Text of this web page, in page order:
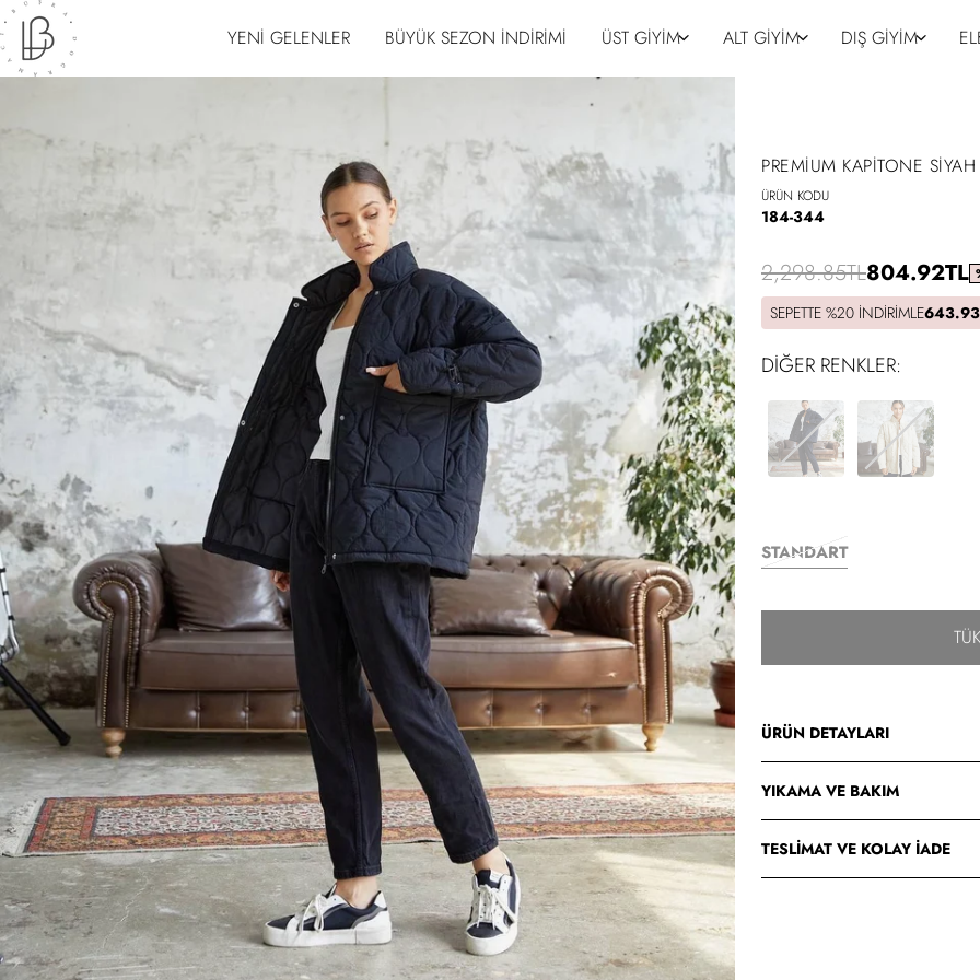
İÇERIĞE
ATLA
YENİ GELENLER BÜYÜK SEZON İNDİRİMİ ÜST GİYİM ALT GİYİM DIŞ GİYİM
PREMIUM KAPITONE
ÜRÜN KODU
184-344
2,298.85TL804.92TL
SEPETTE %20 İNDIRIMLE
DIĞER RENKLER:
STANDART
ÜRÜN DETAYLARI
YIKAMA VE BAKIM
TESLIMAT VE KOLAY İADE